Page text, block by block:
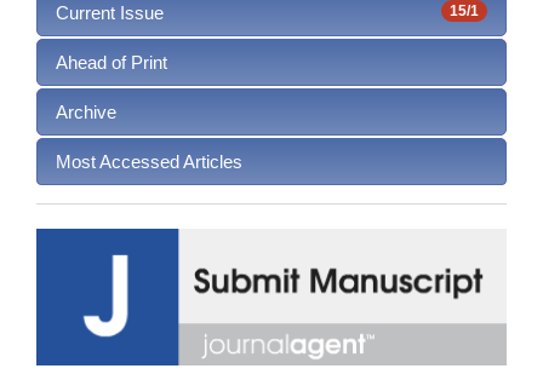
15/1
Current Issue
Ahead of Print
Archive
Most Accessed Articles